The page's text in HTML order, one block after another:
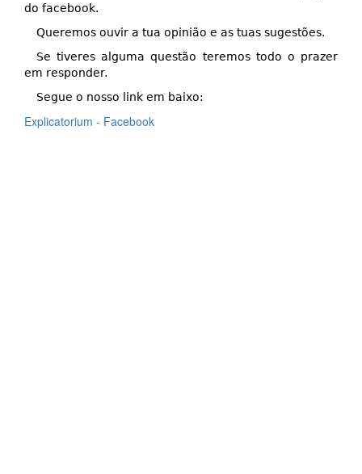
do facebook.
Queremos ouvir a tua opinião e as tuas sugestões.
Se tiveres alguma questão teremos todo o prazer
em responder.
Segue o nosso link em baixo:
Explicatorium - Facebook